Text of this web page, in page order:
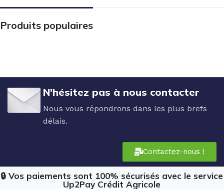
Produits populaires
N'hésitez pas à nous contacter
Nous vous répondrons dans les plus brefs
délais.
Contactez-nous !
🔒 Vos paiements sont 100% sécurisés avec le service
Up2Pay Crédit Agricole